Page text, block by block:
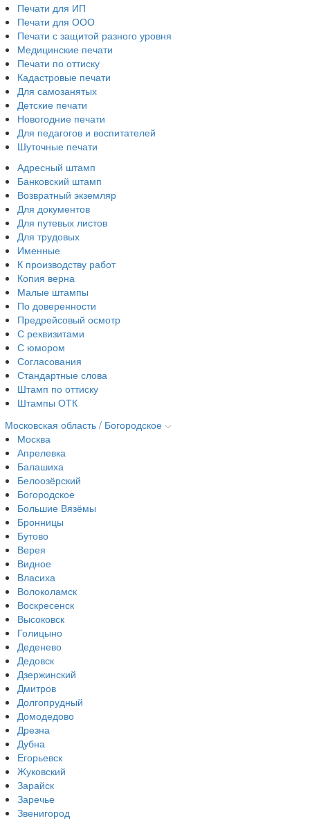
Печати для ИП
Печати для ООО
Печати с защитой разного уровня
Медицинские печати
Печати по оттиску
Кадастровые печати
Для самозанятых
Детские печати
Новогодние печати
Для педагогов и воспитателей
Шуточные печати
Адресный штамп
Банковский штамп
Возвратный экземляр
Для документов
Для путевых листов
Для трудовых
Именные
К производству работ
Копия верна
Малые штампы
По доверенности
Предрейсовый осмотр
С реквизитами
С юмором
Согласования
Стандартные слова
Штамп по оттиску
Штампы ОТК
Московская область / Богородское
Москва
Апрелевка
Балашиха
Белоозёрский
Богородское
Большие Вязёмы
Бронницы
Бутово
Верея
Видное
Власиха
Волоколамск
Воскресенск
Высоковск
Голицыно
Деденево
Дедовск
Дзержинский
Дмитров
Долгопрудный
Домодедово
Дрезна
Дубна
Егорьевск
Жуковский
Зарайск
Заречье
Звенигород